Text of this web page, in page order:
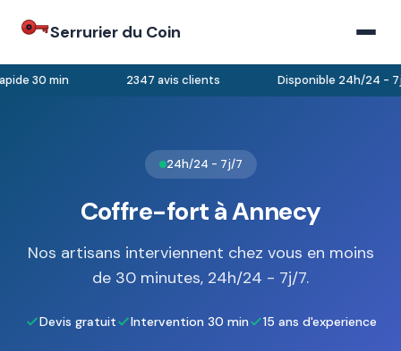
Serrurier du Coin
30 min 2347 avis clients Disponible 24h/24 -
24h/24 - 7j/7
Coffre-fort à Annecy
Nos artisans interviennent chez vous en moins
de 30 minutes, 24h/24 - 7j/7.
Devis gratuit Intervention 30 min 15 ans d'experience